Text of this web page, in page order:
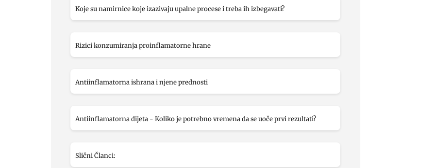
Koje su namirnice koje izazivaju upalne procese i treba ih izbegavati?
Rizici konzumiranja proinflamatorne hrane
Antiinflamatorna ishrana i njene prednosti
Antiinflamatorna dijeta - Koliko je potrebno vremena da se uoče prvi rezultati?
Slični Članci: